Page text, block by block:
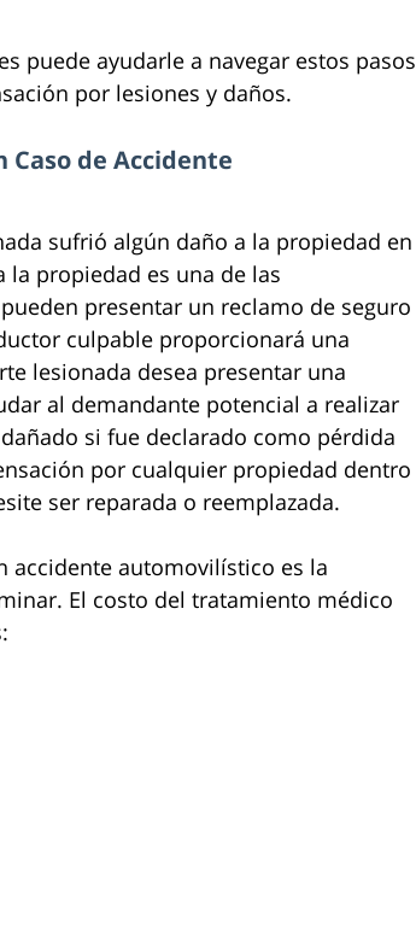
puede ayudarle a navegar estos pasos
por lesiones y daños.
Caso de Accidente
sufrió algún daño a la propiedad en
la propiedad es una de las
presentar un reclamo de seguro
culpable proporcionará una
lesionada desea presentar una
al demandante potencial a realizar
si fue declarado como pérdida
por cualquier propiedad dentro
ser reparada o reemplazada.
accidente automovilístico es la
El costo del tratamiento médico